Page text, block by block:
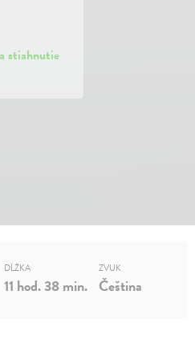
stiahnutie
DĹŽKA
11 hod. 38 min.
ZVUK
Čeština